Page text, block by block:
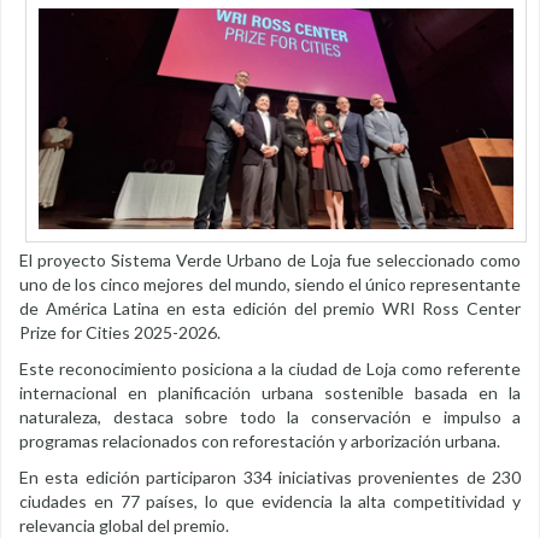
El proyecto Sistema Verde Urbano de Loja fue seleccionado como
uno de los cinco mejores del mundo, siendo el único representante
de América Latina en esta edición del premio WRI Ross Center
Prize for Cities 2025-2026.
Este reconocimiento posiciona a la ciudad de Loja como referente
internacional en planificación urbana sostenible basada en la
naturaleza, destaca sobre todo la conservación e impulso a
programas relacionados con reforestación y arborización urbana.
En esta edición participaron 334 iniciativas provenientes de 230
ciudades en 77 países, lo que evidencia la alta competitividad y
relevancia global del premio.